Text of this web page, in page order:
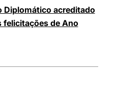
Diplomático acreditado
felicitações de Ano